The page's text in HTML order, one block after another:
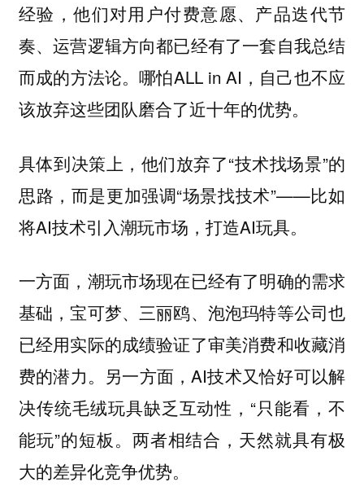
经验，他们对用户付费意愿、产品迭代节
奏、运营逻辑方向都已经有了一套自我总结
而成的方法论。哪怕ALL in AI，自己也不应
该放弃这些团队磨合了近十年的优势。
具体到决策上，他们放弃了“技术找场景”的
思路，而是更加强调“场景找技术”——比如
将AI技术引入潮玩市场，打造AI玩具。
一方面，潮玩市场现在已经有了明确的需求
基础，宝可梦、三丽鸥、泡泡玛特等公司也
已经用实际的成绩验证了审美消费和收藏消
费的潜力。另一方面，AI技术又恰好可以解
决传统毛绒玩具缺乏互动性，“只能看，不
能玩”的短板。两者相结合，天然就具有极
大的差异化竞争优势。